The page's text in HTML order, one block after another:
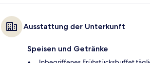
Ausstattung der Unterkunft
Speisen und Getränke